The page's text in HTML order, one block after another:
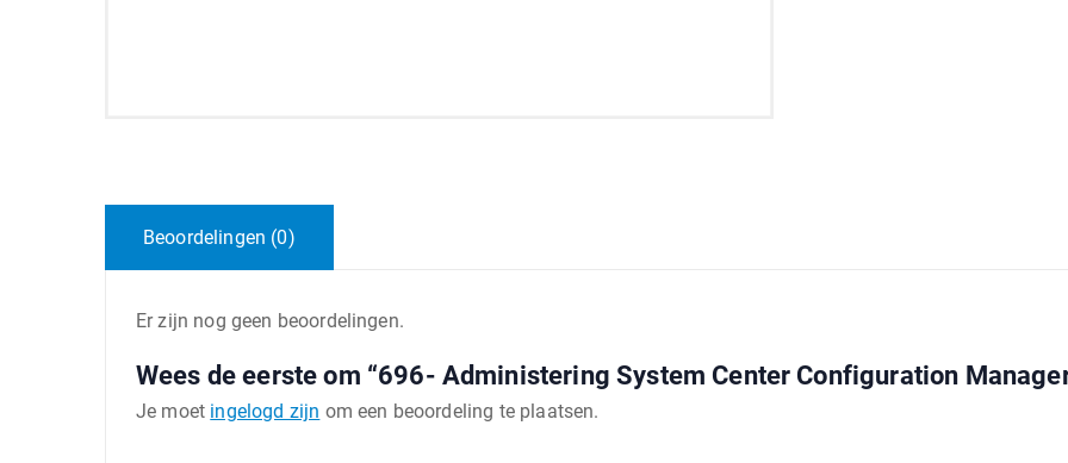
Beoordelingen (0)
Er zijn nog geen beoordelingen.
Wees de eerste om “696- Administering System Center Configuration
Je moet ingelogd zijn om een beoordeling te plaatsen.